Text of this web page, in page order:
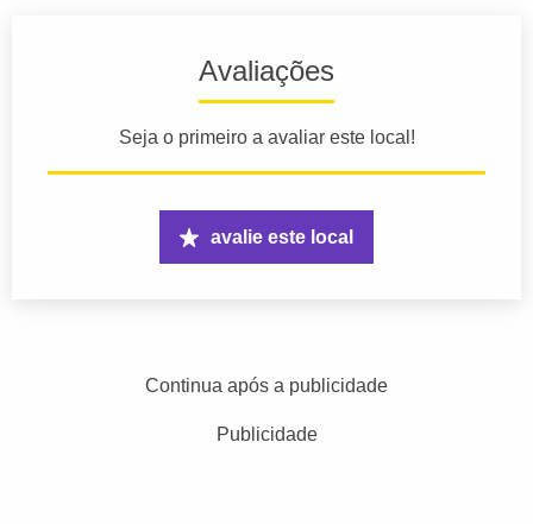
Avaliações
Seja o primeiro a avaliar este local!
avalie este local
Continua após a publicidade
Publicidade